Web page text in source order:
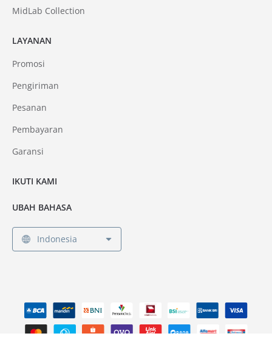
LAYANAN
Promosi
Pengiriman
Pesanan
Pembayaran
Garansi
MidLab Collection
IKUTI KAMI
UBAH BAHASA
Indonesia